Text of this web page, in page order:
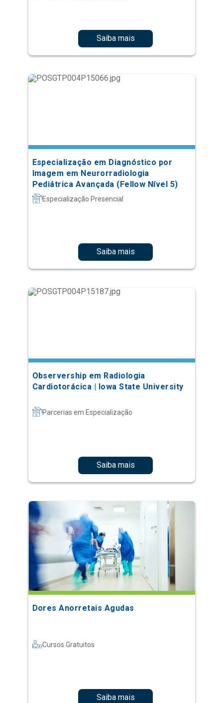
Saiba mais
Especialização em Diagnóstico por
Imagem em Neurorradiologia
Pediátrica Avançada (Fellow Nível 5)
Especialização Presencial
Saiba mais
Observership em Radiologia
Cardiotorácica | Iowa State University
Parcerias em Especialização
Saiba mais
Dores Anorretais Agudas
Cursos Gratuitos
Saiba mais